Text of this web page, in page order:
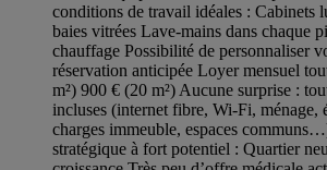
conditions de travail idéales : Cabinets
baies vitrées Lave-mains dans chaque
chauffage Possibilité de personnaliser
réservation anticipée Loyer mensuel
m²) 900 € (20 m²) Aucune surprise :
incluses (internet fibre, Wi-Fi, ménage,
charges immeuble, espaces
stratégique à fort potentiel : Quartier